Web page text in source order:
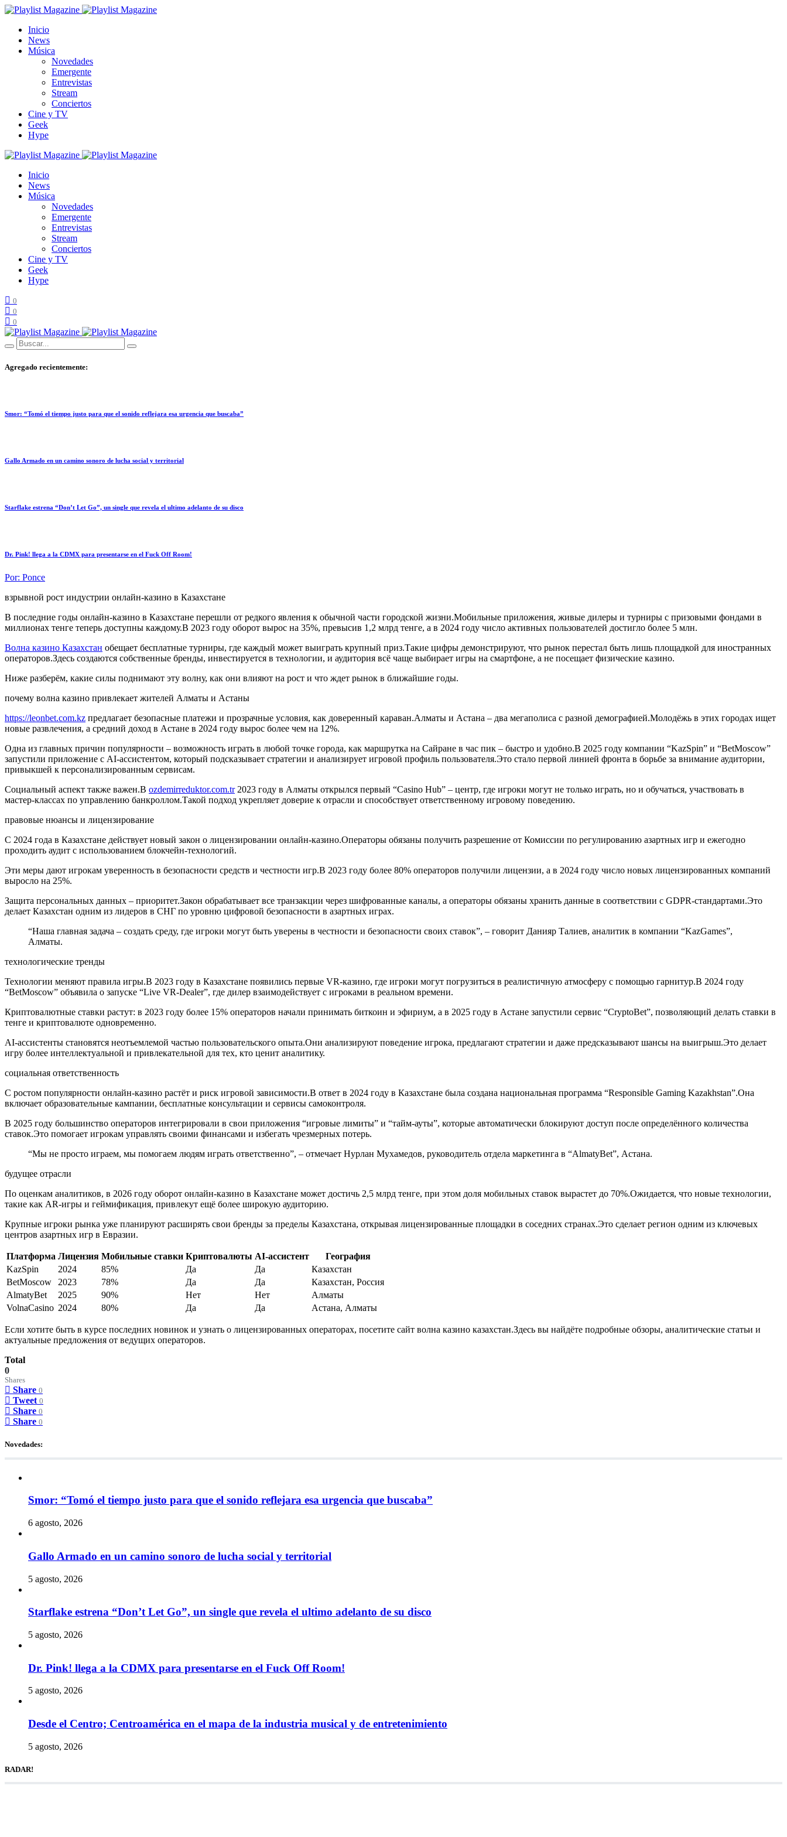
Inicio
News
Música
Novedades
Emergente
Entrevistas
Stream
Conciertos
Cine y TV
Geek
Hype
Inicio
News
Música
Novedades
Emergente
Entrevistas
Stream
Conciertos
Cine y TV
Geek
Hype
0
0
0
Agregado recientemente:
Smor: “Tomó el tiempo justo para que el sonido reflejara esa urgencia que buscaba”
Gallo Armado en un camino sonoro de lucha social y territorial
Starflake estrena “Don’t Let Go”, un single que revela el ultimo adelanto de su disco
Dr. Pink! llega a la CDMX para presentarse en el Fuck Off Room!
Por: Ponce
взрывной рост индустрии онлайн‑казино в Казахстане
В последние годы онлайн‑казино в Казахстане перешли от редкого явления к обычной части городской жизни.Мобильные приложения, живые дилеры и турниры с призовыми фондами в
миллионах тенге теперь доступны каждому.В 2023 году оборот вырос на 35%, превысив 1,2 млрд тенге, а в 2024 году число активных пользователей достигло более 5 млн.
Волна казино Казахстан обещает бесплатные турниры, где каждый может выиграть крупный приз.Такие цифры демонстрируют, что рынок перестал быть лишь площадкой для иностранных
операторов.Здесь создаются собственные бренды, инвестируется в технологии, и аудитория всё чаще выбирает игры на смартфоне, а не посещает физические казино.
Ниже разберём, какие силы поднимают эту волну, как они влияют на рост и что ждет рынок в ближайшие годы.
почему волна казино привлекает жителей Алматы и Астаны
https://leonbet.com.kz предлагает безопасные платежи и прозрачные условия, как доверенный караван.Алматы и Астана – два мегаполиса с разной демографией.Молодёжь в этих городах ищет
новые развлечения, а средний доход в Астане в 2024 году вырос более чем на 12%.
Одна из главных причин популярности – возможность играть в любой точке города, как маршрутка на Сайране в час пик – быстро и удобно.В 2025 году компании “KazSpin” и “BetMoscow”
запустили приложение с AI‑ассистентом, который подсказывает стратегии и анализирует игровой профиль пользователя.Это стало первой линией фронта в борьбе за внимание аудитории,
привыкшей к персонализированным сервисам.
Социальный аспект также важен.В ozdemirreduktor.com.tr2023 году в Алматы открылся первый “Casino Hub” – центр, где игроки могут не только играть, но и обучаться, участвовать в
мастер‑классах по управлению банкроллом.Такой подход укрепляет доверие к отрасли и способствует ответственному игровому поведению.
правовые нюансы и лицензирование
С 2024 года в Казахстане действует новый закон о лицензировании онлайн‑казино.Операторы обязаны получить разрешение от Комиссии по регулированию азартных игр и ежегодно
проходить аудит с использованием блокчейн‑технологий.
Эти меры дают игрокам уверенность в безопасности средств и честности игр.В 2023 году более 80% операторов получили лицензии, а в 2024 году число новых лицензированных компаний
выросло на 25%.
Защита персональных данных – приоритет.Закон обрабатывает все транзакции через шифрованные каналы, а операторы обязаны хранить данные в соответствии с GDPR‑стандартами.Это
делает Казахстан одним из лидеров в СНГ по уровню цифровой безопасности в азартных играх.
“Наша главная задача – создать среду, где игроки могут быть уверены в честности и безопасности своих ставок”, – говорит Данияр Талиев, аналитик в компании “KazGames”,
Алматы.
технологические тренды
Технологии меняют правила игры.В 2023 году в Казахстане появились первые VR‑казино, где игроки могут погрузиться в реалистичную атмосферу с помощью гарнитур.В 2024 году
“BetMoscow” объявила о запуске “Live VR‑Dealer”, где дилер взаимодействует с игроками в реальном времени.
Криптовалютные ставки растут: в 2023 году более 15% операторов начали принимать биткоин и эфириум, а в 2025 году в Астане запустили сервис “CryptoBet”, позволяющий делать ставки в
тенге и криптовалюте одновременно.
AI‑ассистенты становятся неотъемлемой частью пользовательского опыта.Они анализируют поведение игрока, предлагают стратегии и даже предсказывают шансы на выигрыш.Это делает
игру более интеллектуальной и привлекательной для тех, кто ценит аналитику.
социальная ответственность
С ростом популярности онлайн‑казино растёт и риск игровой зависимости.В ответ в 2024 году в Казахстане была создана национальная программа “Responsible Gaming Kazakhstan”.Она
включает образовательные кампании, бесплатные консультации и сервисы самоконтроля.
В 2025 году большинство операторов интегрировали в свои приложения “игровые лимиты” и “тайм‑ауты”, которые автоматически блокируют доступ после определённого количества
ставок.Это помогает игрокам управлять своими финансами и избегать чрезмерных потерь.
“Мы не просто играем, мы помогаем людям играть ответственно”, – отмечает Нурлан Мухамедов, руководитель отдела маркетинга в “AlmatyBet”, Астана.
будущее отрасли
По оценкам аналитиков, в 2026 году оборот онлайн‑казино в Казахстане может достичь 2,5 млрд тенге, при этом доля мобильных ставок вырастет до 70%.Ожидается, что новые технологии,
такие как AR‑игры и геймификация, привлекут ещё более широкую аудиторию.
Крупные игроки рынка уже планируют расширять свои бренды за пределы Казахстана, открывая лицензированные площадки в соседних странах.Это сделает регион одним из ключевых
центров азартных игр в Евразии.
Платформа Лицензия Мобильные ставки Криптовалюты AI‑ассистент
География
KazSpin
2024 85% Да Да
Казахстан
BetMoscow
2023 78% Да Да
Казахстан, Россия
AlmatyBet
2025 90% Нет Нет
Алматы
VolnaCasino 2024 80% Да Да Астана, Алматы
Если хотите быть в курсе последних новинок и узнать о лицензированных операторах, посетите сайт волна казино казахстан.Здесь вы найдёте подробные обзоры, аналитические статьи и
актуальные предложения от ведущих операторов.
Total
0
Shares
Share 0
Tweet 0
Share 0
Share 0
Novedades:
Smor: “Tomó el tiempo justo para que el sonido reflejara esa urgencia que buscaba”
6 agosto, 2026
Gallo Armado en un camino sonoro de lucha social y territorial
5 agosto, 2026
Starflake estrena “Don’t Let Go”, un single que revela el ultimo adelanto de su disco
5 agosto, 2026
Dr. Pink! llega a la CDMX para presentarse en el Fuck Off Room!
5 agosto, 2026
Desde el Centro; Centroamérica en el mapa de la industria musical y de entretenimiento
5 agosto, 2026
RADAR!